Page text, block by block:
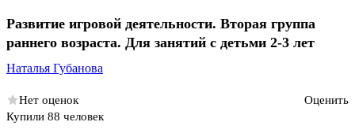
Развитие игровой деятельности. Вторая группа
раннего возраста. Для занятий с детьми 2-3 лет
Наталья Губанова
Нет оценок
Оценить
Купили 88 человек